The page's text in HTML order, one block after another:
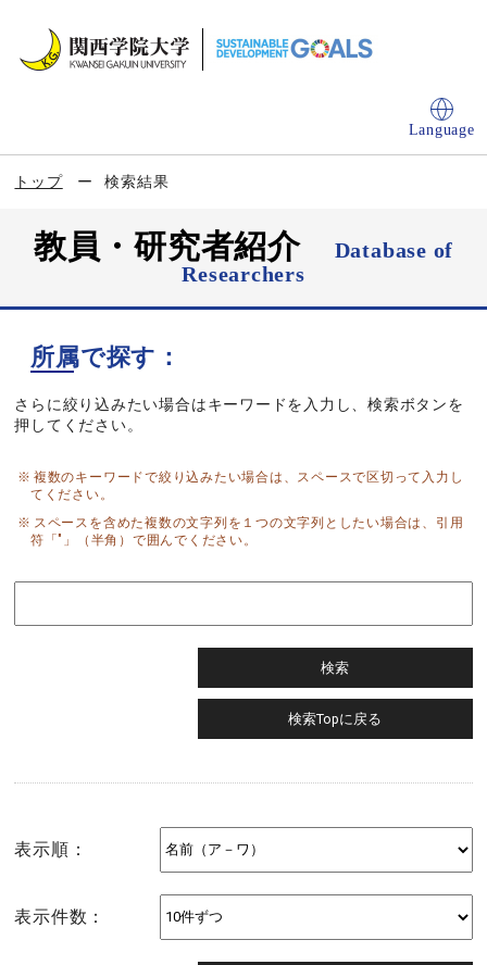
Language
トップ 検索結果
教員・研究者紹介
Database of
Researchers
所属で探す：
さらに絞り込みたい場合はキーワードを入力し、検索ボタンを
押してください。
複数のキーワードで絞り込みたい場合は、スペースで区切って入力し
てください。
スペースを含めた複数の文字列を１つの文字列としたい場合は、引用
符「"」（半角）で囲んでください。
表示順：
表示件数：